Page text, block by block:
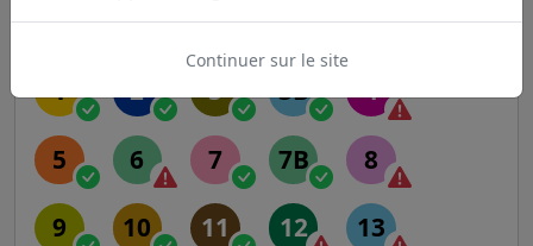
Metro
1 2 3 3B 4
5 6 7 7B 8
9 10 11 12 13
Continuer sur le site